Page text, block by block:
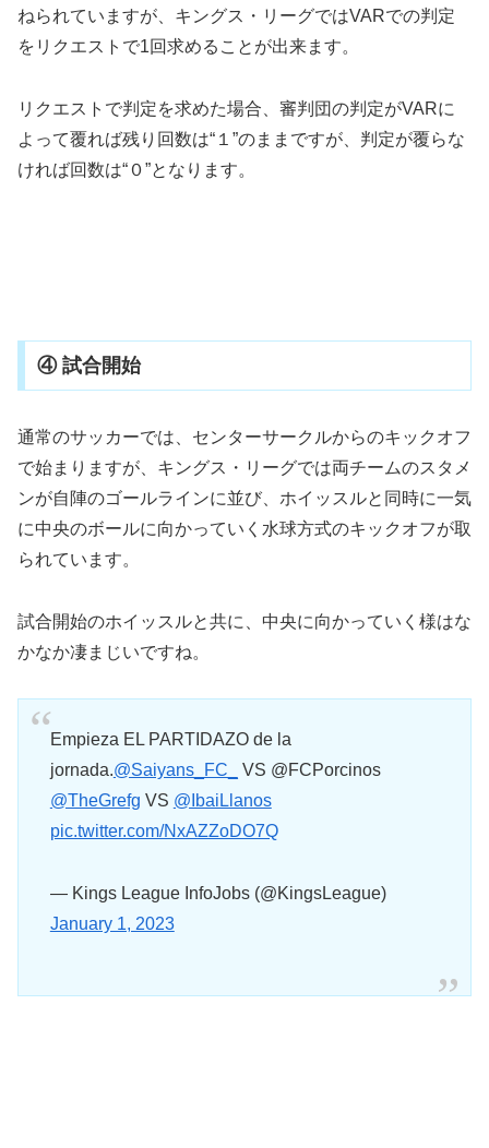
ねられていますが、キングス・リーグではVARでの判定
をリクエストで1回求めることが出来ます。
リクエストで判定を求めた場合、審判団の判定がVARに
よって覆れば残り回数は“１”のままですが、判定が覆らな
ければ回数は“０”となります。
④ 試合開始
通常のサッカーでは、センターサークルからのキックオフ
で始まりますが、キングス・リーグでは両チームのスタメ
ンが自陣のゴールラインに並び、ホイッスルと同時に一気
に中央のボールに向かっていく水球方式のキックオフが取
られています。
試合開始のホイッスルと共に、中央に向かっていく様はな
かなか凄まじいですね。
Empieza EL PARTIDAZO de la
jornada.@Saiyans_FC_
VS @FCPorcinos
@TheGrefg VS @IbaiLlanos
pic.twitter.com/NxAZZoDO7Q
— Kings League InfoJobs (@KingsLeague)
January 1, 2023